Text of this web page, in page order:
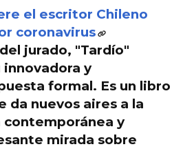
el escritor Chileno
coronavirus
jurado, "Tardío"
innovadora y
formal. Es un libro
da nuevos aires a la
y
mirada sobre